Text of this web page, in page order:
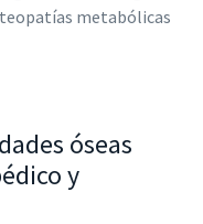
metabólicas
óseas
y